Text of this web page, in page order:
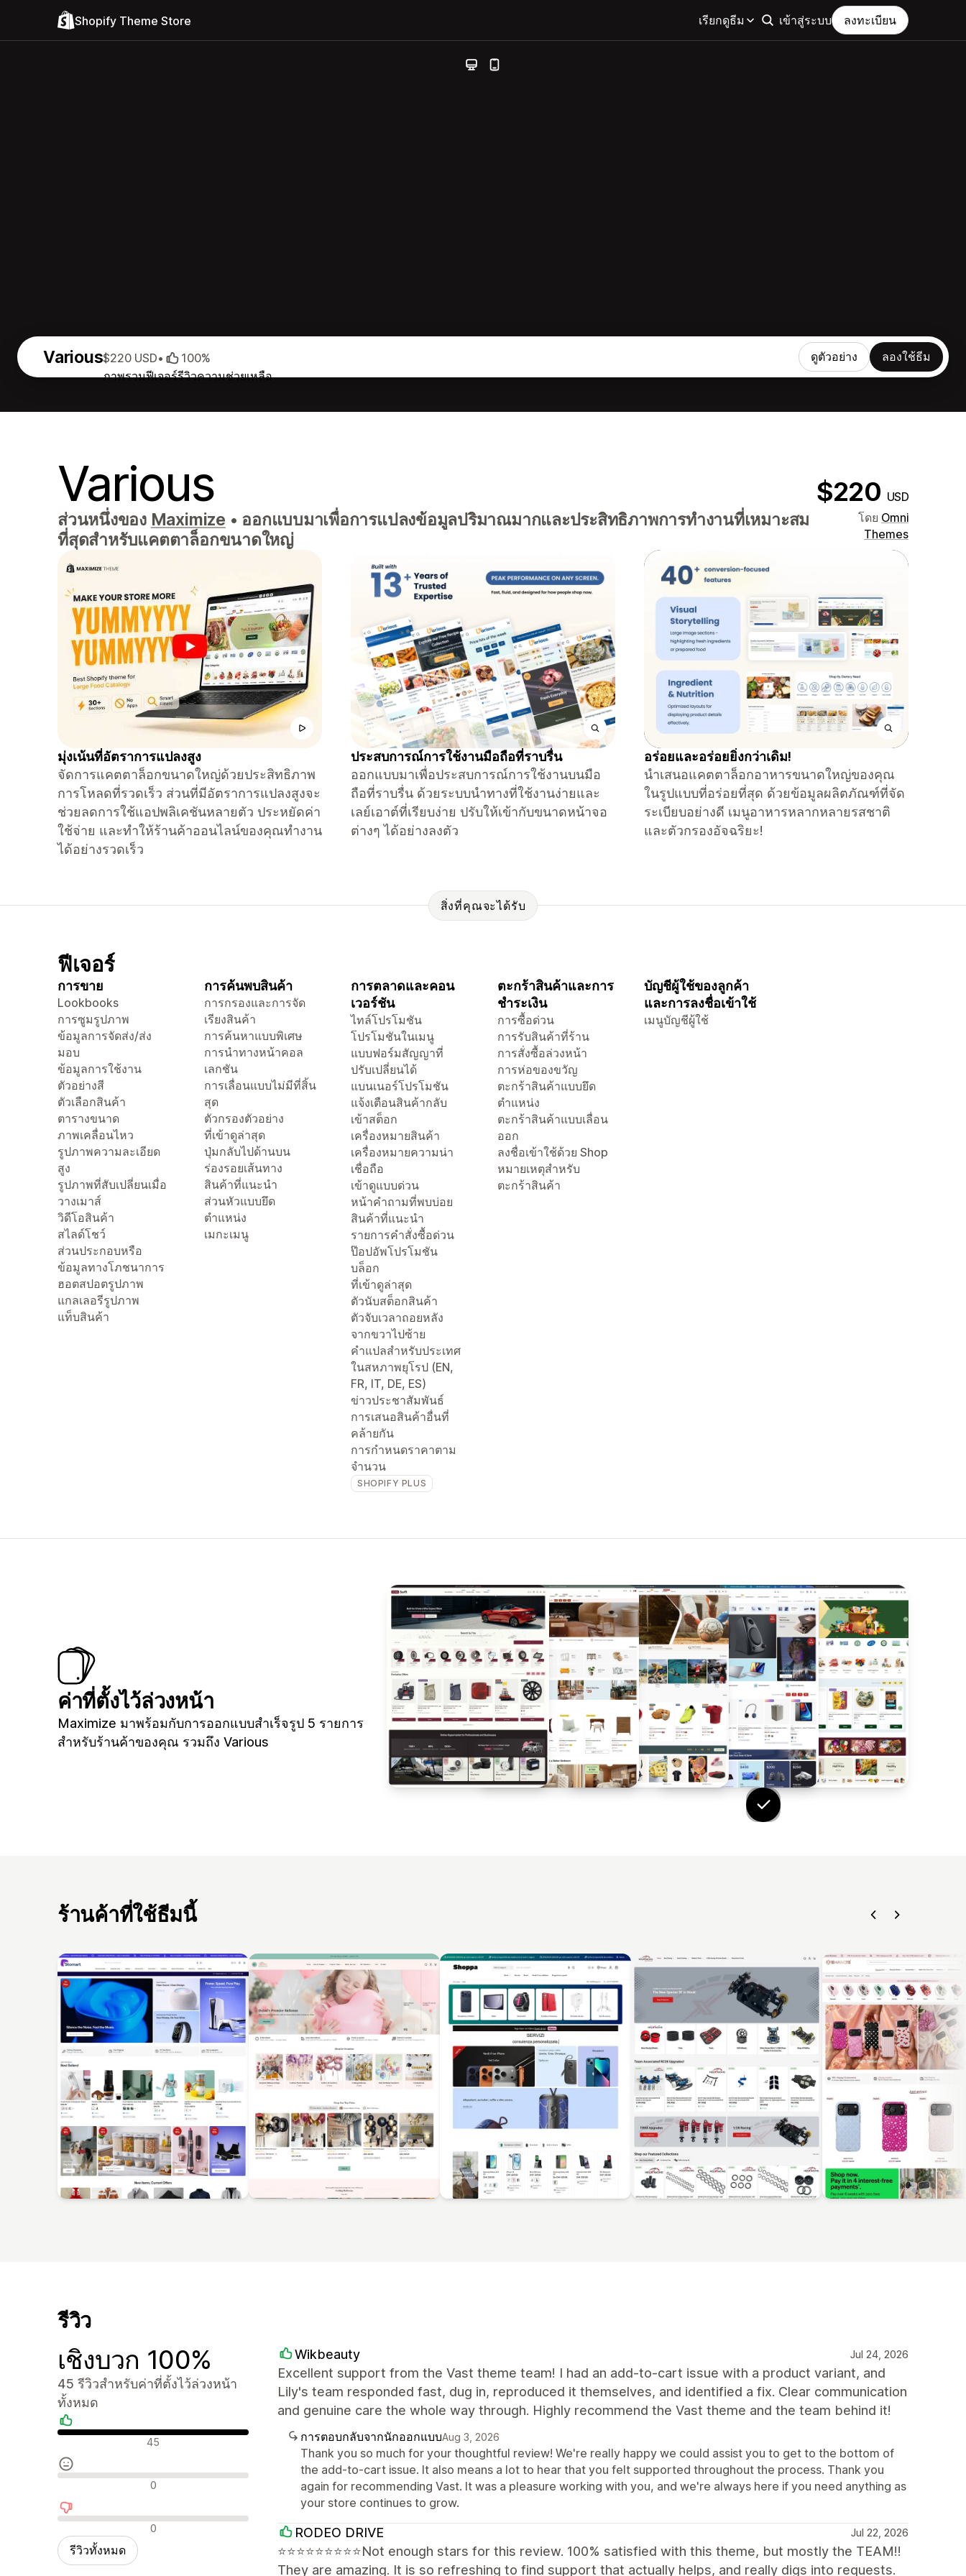
Shopify Theme Store เรียกดูธีม เข้าสู่ระบบ ลงทะเบียน
Various
ภาพรวมฟีเจอร์รีวิวความช่วยเหลือ
$220 USD• 100% ดูตัวอย่าง ลองใช้ธีม
Various $220 USD
ส่วนหนึ่งของ Maximize • ออกแบบมาเพื่อการแปลงข้อมูลปริมาณมากและประสิทธิภาพการทำงานที่เหมาะสม
ที่สุดสำหรับแคตตาล็อกขนาดใหญ่
โดย Omni
Themes
มุ่งเน้นที่อัตราการแปลงสูง
จัดการแคตตาล็อกขนาดใหญ่ด้วยประสิทธิภาพ
การโหลดที่รวดเร็ว ส่วนที่มีอัตราการแปลงสูงจะ
ช่วยลดการใช้แอปพลิเคชันหลายตัว ประหยัดค่า
ใช้จ่าย และทำให้ร้านค้าออนไลน์ของคุณทำงาน
ได้อย่างรวดเร็ว
ประสบการณ์การใช้งานมือถือที่ราบรื่น
ออกแบบมาเพื่อประสบการณ์การใช้งานบนมือ
ถือที่ราบรื่น ด้วยระบบนำทางที่ใช้งานง่ายและ
เลย์เอาต์ที่เรียบง่าย ปรับให้เข้ากับขนาดหน้าจอ
ต่างๆ ได้อย่างลงตัว
อร่อยและอร่อยยิ่งกว่าเดิม!
นำเสนอแคตตาล็อกอาหารขนาดใหญ่ของคุณ
ในรูปแบบที่อร่อยที่สุด ด้วยข้อมูลผลิตภัณฑ์ที่จัด
ระเบียบอย่างดี เมนูอาหารหลากหลายรสชาติ
และตัวกรองอัจฉริยะ!
สิ่งที่คุณจะได้รับ
ฟีเจอร์
การขาย
Lookbooks
การซูมรูปภาพ
ข้อมูลการจัดส่ง/ส่ง
มอบ
ข้อมูลการใช้งาน
ตัวอย่างสี
ตัวเลือกสินค้า
ตารางขนาด
ภาพเคลื่อนไหว
รูปภาพความละเอียด
สูง
รูปภาพที่สับเปลี่ยนเมื่อ
วางเมาส์
วิดีโอสินค้า
สไลด์โชว์
ส่วนประกอบหรือ
ข้อมูลทางโภชนาการ
ฮอตสปอตรูปภาพ
แกลเลอรีรูปภาพ
แท็บสินค้า
การค้นพบสินค้า
การกรองและการจัด
เรียงสินค้า
การค้นหาแบบพิเศษ
การนำทางหน้าคอล
เลกชัน
การเลื่อนแบบไม่มีที่สิ้น
สุด
ตัวกรองตัวอย่าง
ที่เข้าดูล่าสุด
ปุ่มกลับไปด้านบน
ร่องรอยเส้นทาง
สินค้าที่แนะนำ
ส่วนหัวแบบยึด
ตำแหน่ง
เมกะเมนู
การตลาดและคอน
เวอร์ชัน
ไทล์โปรโมชัน
โปรโมชันในเมนู
แบบฟอร์มสัญญาที่
ปรับเปลี่ยนได้
แบนเนอร์โปรโมชัน
แจ้งเตือนสินค้ากลับ
เข้าสต็อก
เครื่องหมายสินค้า
เครื่องหมายความน่า
เชื่อถือ
เข้าดูแบบด่วน
หน้าคำถามที่พบบ่อย
สินค้าที่แนะนำ
รายการคำสั่งซื้อด่วน
ป๊อปอัพโปรโมชัน
บล็อก
ที่เข้าดูล่าสุด
ตัวนับสต็อกสินค้า
ตัวจับเวลาถอยหลัง
จากขวาไปซ้าย
คำแปลสำหรับประเทศ
ในสหภาพยุโรป (EN,
FR, IT, DE, ES)
ข่าวประชาสัมพันธ์
การเสนอสินค้าอื่นที่
คล้ายกัน
การกำหนดราคาตาม
จำนวน
SHOPIFY PLUS
ตะกร้าสินค้าและการ
ชำระเงิน
การซื้อด่วน
การรับสินค้าที่ร้าน
การสั่งซื้อล่วงหน้า
การห่อของขวัญ
ตะกร้าสินค้าแบบยึด
ตำแหน่ง
ตะกร้าสินค้าแบบเลื่อน
ออก
ลงชื่อเข้าใช้ด้วย Shop
หมายเหตุสำหรับ
ตะกร้าสินค้า
บัญชีผู้ใช้ของลูกค้า
และการลงชื่อเข้าใช้
เมนูบัญชีผู้ใช้
ค่าที่ตั้งไว้ล่วงหน้า
Maximize มาพร้อมกับการออกแบบสำเร็จรูป 5 รายการ
สำหรับร้านค้าของคุณ รวมถึง Various
ร้านค้าที่ใช้ธีมนี้
รีวิว
เชิงบวก 100%
45 รีวิวสำหรับค่าที่ตั้งไว้ล่วงหน้า
ทั้งหมด
รีวิวเชิงบวก 45
รีวิวที่เป็นกลาง 0
รีวิวเชิงลบ 0
รีวิวทั้งหมด
Wikbeauty Jul 24, 2026
Excellent support from the Vast theme team! I had an add-to-cart issue with a product variant, and
Lily's team responded fast, dug in, reproduced it themselves, and identified a fix. Clear communication
and genuine care the whole way through. Highly recommend the Vast theme and the team behind it!
การตอบกลับจากนักออกแบบAug 3, 2026
Thank you so much for your thoughtful review! We're really happy we could assist you to get to the bottom of
the add-to-cart issue. It also means a lot to hear that you felt supported throughout the process. Thank you
again for recommending Vast. It was a pleasure working with you, and we're always here if you need anything as
your store continues to grow.
RODEO DRIVE Jul 22, 2026
⭐⭐⭐⭐⭐⭐⭐⭐⭐Not enough stars for this review. 100% satisfied with this theme, but mostly the TEAM!!
They are amazing. It is so refreshing to find support that actually helps, and really digs into requests.